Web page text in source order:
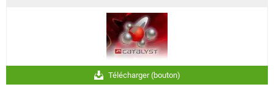
Télécharger (bouton)